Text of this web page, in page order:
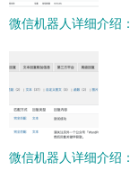
微信机器人详细介绍
微信机器人详细介绍